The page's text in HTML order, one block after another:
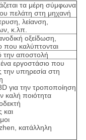
τα μέρη σύμφωνα
πελάτη στη μηχανή
λείανση,
κ.λπ.
οξείδωση,
που καλύπτονται
την αποστολή
ένα εργοστάσιο που
την υπηρεσία στη
για την τροποποίηση
καλή ποιότητα
και
κατάλληλη